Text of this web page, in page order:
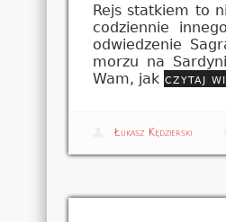
Rejs statkiem to
codziennie
odwiedzenie
morzu na
Wam, jak czytaj
Łukasz Kędzierski